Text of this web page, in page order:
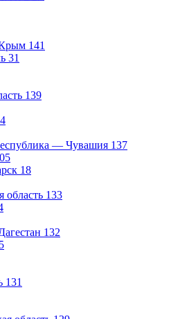
141
31
139
4
— Чувашия 137
18
область 133
132
131